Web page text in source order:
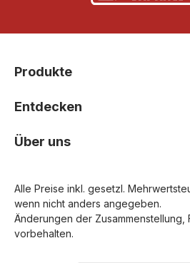
Produkte
Entdecken
Über uns
Alle Preise inkl. gesetzl.
wenn nicht anders angegeben.
Änderungen der Zusammenstellung,
vorbehalten.